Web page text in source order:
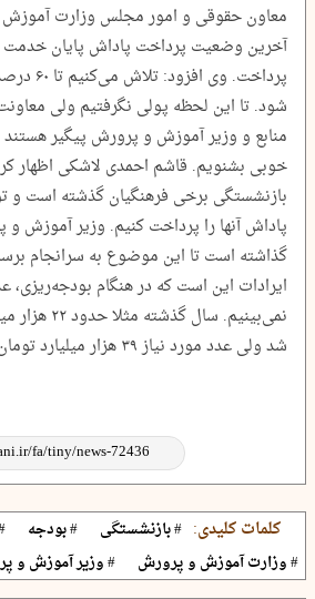
معاون حقوقی و امور مجلس وزارت
آخرین وضعیت پرداخت پاداش پایان خدمت
پرداخت.
شود. تا این لحظه پولی نگرفتیم ولی
منابع و وزیر آموزش و پرورش پیگیر هستند
پاداش آنها را پرداخت کنیم. وزیر
گذاشته است تا این موضوع به سرانجام
ایرادات این است که در هنگام بودجه‌ریزی،
نمی‌بینیم.
شد ولی عدد مورد نیاز ۳۹ هزار میلیارد تومان است.
کلمات کلیدی: # بازنشستگی # بودجه
# وزارت آموزش و پرورش
# وزیر آموزش و